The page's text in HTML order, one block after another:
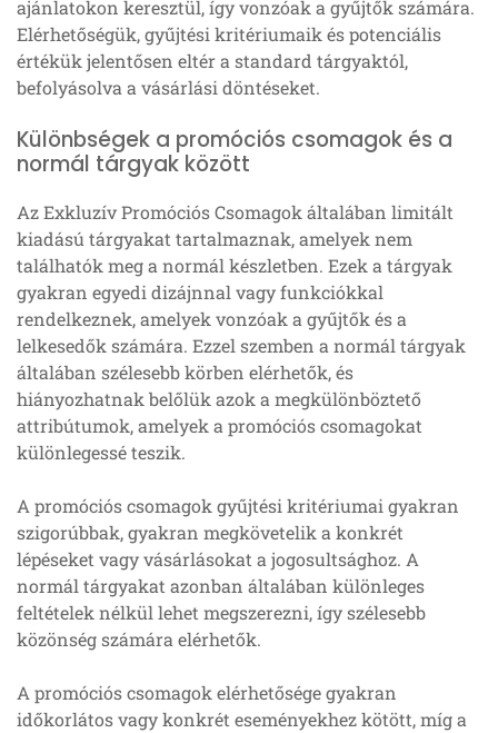
ajánlatokon keresztül, így vonzóak a gyűjtők számára.
Elérhetőségük, gyűjtési kritériumaik és potenciális
értékük jelentősen eltér a standard tárgyaktól,
befolyásolva a vásárlási döntéseket.
Különbségek a promóciós csomagok és a
normál tárgyak között
Az Exkluzív Promóciós Csomagok általában limitált
kiadású tárgyakat tartalmaznak, amelyek nem
találhatók meg a normál készletben. Ezek a tárgyak
gyakran egyedi dizájnnal vagy funkciókkal
rendelkeznek, amelyek vonzóak a gyűjtők és a
lelkesedők számára. Ezzel szemben a normál tárgyak
általában szélesebb körben elérhetők, és
hiányozhatnak belőlük azok a megkülönböztető
attribútumok, amelyek a promóciós csomagokat
különlegessé teszik.
A promóciós csomagok gyűjtési kritériumai gyakran
szigorúbbak, gyakran megkövetelik a konkrét
lépéseket vagy vásárlásokat a jogosultsághoz. A
normál tárgyakat azonban általában különleges
feltételek nélkül lehet megszerezni, így szélesebb
közönség számára elérhetők.
A promóciós csomagok elérhetősége gyakran
időkorlátos vagy konkrét eseményekhez kötött, míg a